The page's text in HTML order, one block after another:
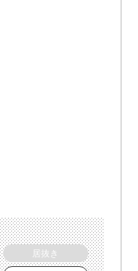
居抜き